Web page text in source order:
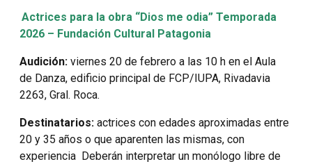
Actrices para la obra “Dios me odia” Temporada
2026 – Fundación Cultural Patagonia
Audición: viernes 20 de febrero a las 10 h en el Aula
de Danza, edificio principal de FCP/IUPA, Rivadavia
2263, Gral. Roca.
Destinatarios: actrices con edades aproximadas entre
20 y 35 años o que aparenten las mismas, con
experiencia Deberán interpretar un monólogo libre de